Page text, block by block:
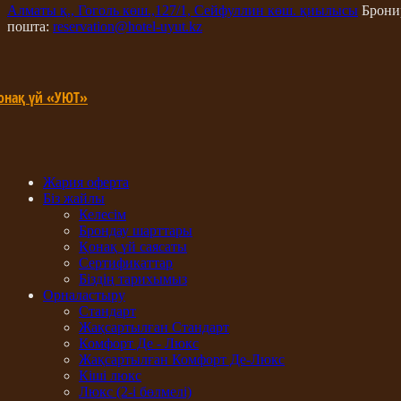
Алматы қ., Гоголь көш.,127/1, Сейфуллин көш. қиылысы
пошта: reservation@hotel-uyut.kz
үй «УЮТ»
Жария оферта
Біз жайлы
Келесім
Брондау шарттары
Қонақ үй саясаты
Сертификаттар
Біздің тарихымыз
Орналастыру
Стандарт
Жақсартылған Стандарт
Комфорт Де - Люкс
Жақсартылған Комфорт Де-Люкс
Кіші люкс
Люкс (2-і бөлмелі)